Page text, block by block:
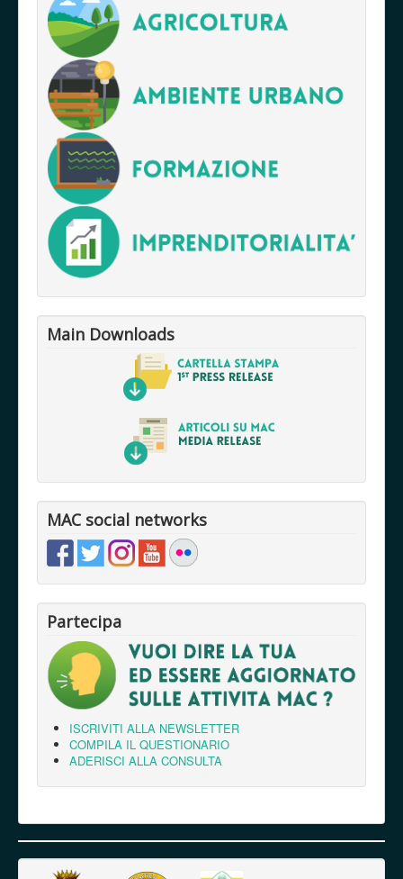
Main Downloads
MAC social networks
Partecipa
ISCRIVITI ALLA NEWSLETTER
COMPILA IL QUESTIONARIO
ADERISCI ALLA CONSULTA